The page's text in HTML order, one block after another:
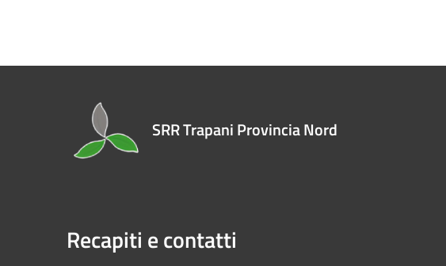
SRR Trapani Provincia Nord
Recapiti e contatti